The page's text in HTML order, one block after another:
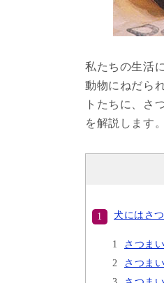
私たちの生活
動物にねだら
トたちに、さ
を解説します
犬にはさ
さつま
さつま